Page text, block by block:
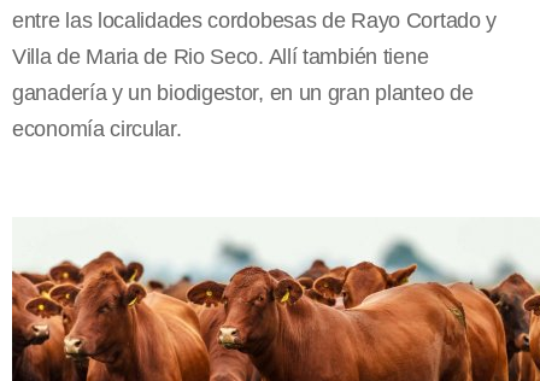
entre las localidades cordobesas de Rayo Cortado y
Villa de Maria de Rio Seco. Allí también tiene
ganadería y un biodigestor, en un gran planteo de
economía circular.